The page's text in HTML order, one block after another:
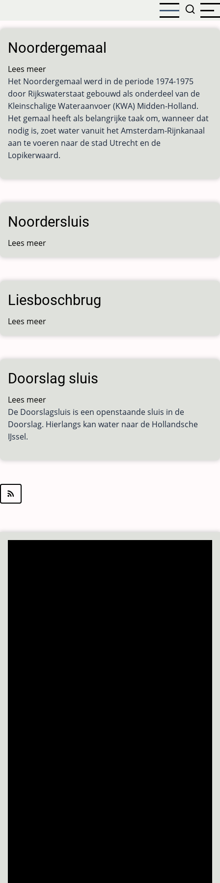
naar
de
inhoud
gaan
Noordergemaal
Lees meer
Noordergemaal
Het Noordergemaal werd in de periode 1974-1975
door Rijkswaterstaat gebouwd als onderdeel van de
Kleinschalige Wateraanvoer (KWA) Midden-Holland.
Het gemaal heeft als belangrijke taak om, wanneer dat
nodig is, zoet water vanuit het Amsterdam-Rijnkanaal
aan te voeren naar de stad Utrecht en de
Lopikerwaard.
Noordersluis
Lees meer
Liesboschbrug
Lees meer
Doorslag sluis
Lees meer
Doorslag
sluis
De Doorslagsluis is een openstaande sluis in de
Doorslag. Hierlangs kan water naar de Hollandsche
IJssel.